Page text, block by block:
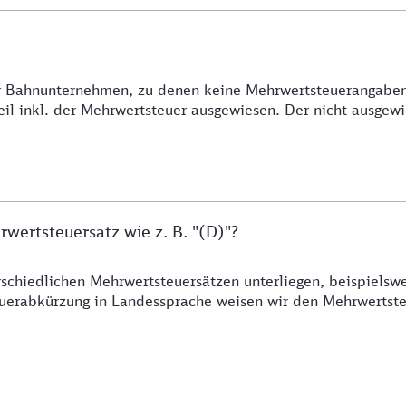
zu denen keine
inkl. der Mehrwertsteuer ausgewiesen. Der nicht
wie z. B. "(D)"?
Mehrwertsteuersätzen unterliegen,
in Landessprache weisen wir den